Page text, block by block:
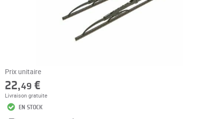
Prix unitaire
22,49 €
Livraison gratuite
EN STOCK